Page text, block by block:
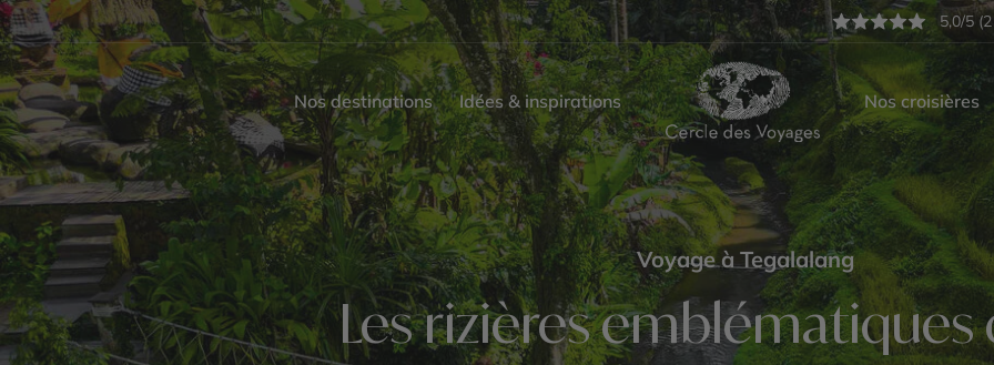
5,0/5
Nos destinations Idées & inspirations Nos croisières
Voyage à Tegalalang
Les rizières emblématiques